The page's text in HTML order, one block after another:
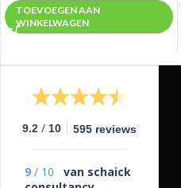
TOEVOEGEN AAN
WINKELWAGEN
9.2 / 10 595 reviews
9 / 10
van schaick